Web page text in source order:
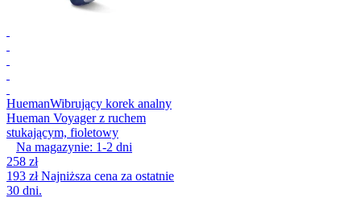
HuemanWibrujący korek analny
Hueman Voyager z ruchem
stukającym, fioletowy
Na magazynie: 1-2 dni
258 zł
193 złNajniższa cena za ostatnie
30 dni.